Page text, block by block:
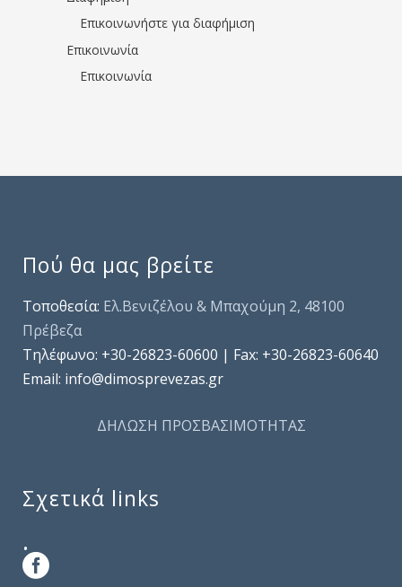
Επικοινωνήστε για διαφήμιση
Επικοινωνία
Επικοινωνία
Πού θα μας βρείτε
Τοποθεσία: Ελ.Βενιζέλου & Μπαχούμη 2, 48100
Πρέβεζα
Τηλέφωνo: +30-26823-60600 | Fax: +30-26823-60640
Email: info@dimosprevezas.gr
ΔΗΛΩΣΗ ΠΡΟΣΒΑΣΙΜΟΤΗΤΑΣ
Σχετικά links
.